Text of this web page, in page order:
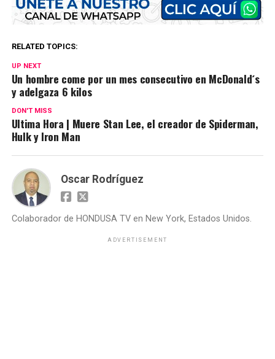
RELATED TOPICS:
UP NEXT
Un hombre come por un mes consecutivo en McDonald´s
y adelgaza 6 kilos
DON'T MISS
Ultima Hora | Muere Stan Lee, el creador de Spiderman,
Hulk y Iron Man
Oscar Rodríguez
Colaborador de HONDUSA TV en New York, Estados Unidos.
ADVERTISEMENT